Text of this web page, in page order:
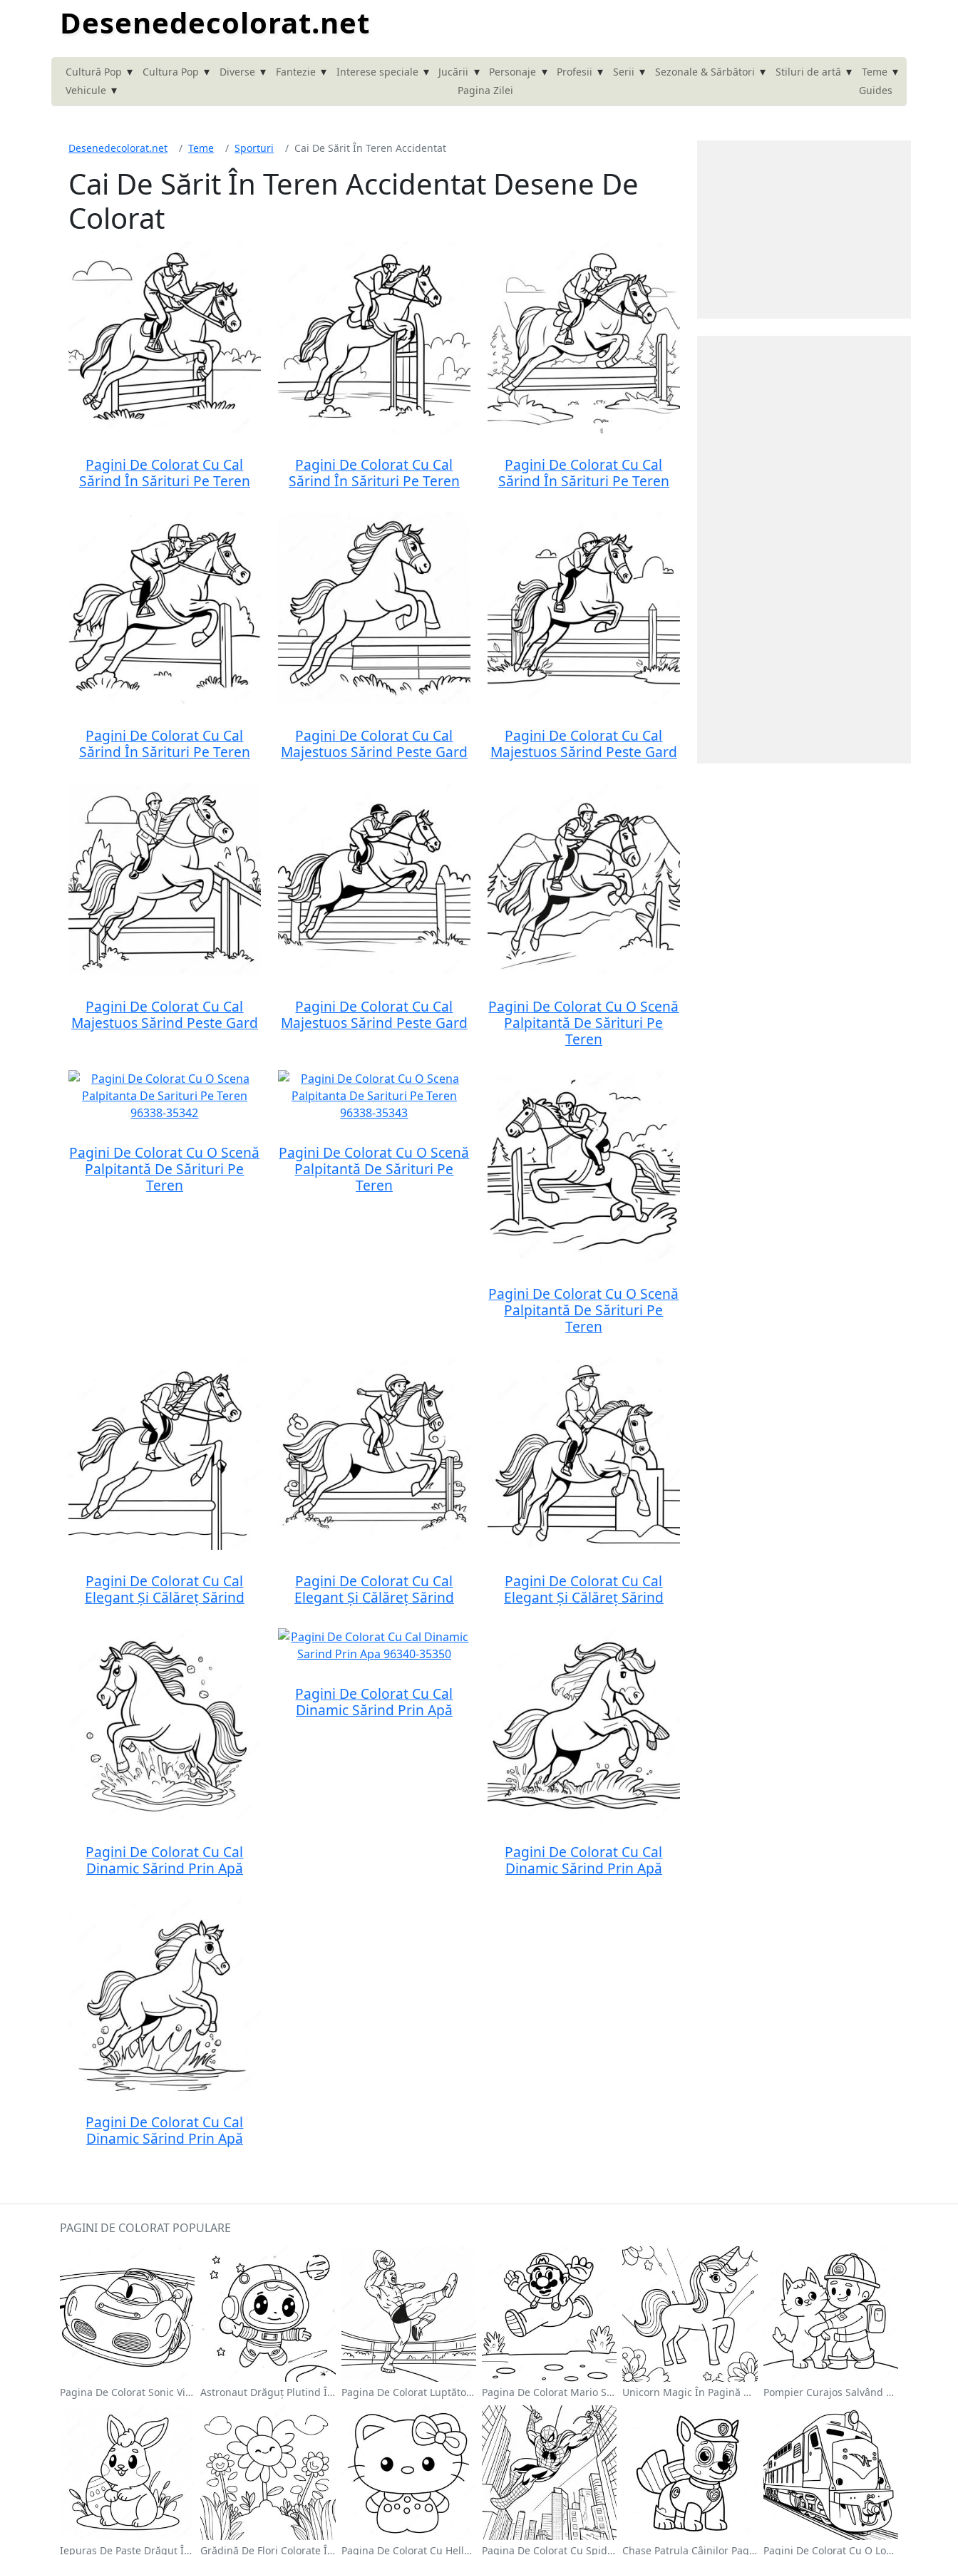
Desenedecolorat.net
Cultură Pop ▾ Cultura Pop ▾ Diverse ▾ Fantezie ▾ Interese speciale ▾ Jucării ▾ Personaje ▾ Profesii ▾ Serii ▾ Sezonale & Sărbători ▾ Stiluri de artă ▾ Teme ▾
Vehicule ▾ Pagina Zilei Guides
Desenedecolorat.net Teme Sporturi Cai De Sărit În Teren Accidentat
Cai De Sărit În Teren Accidentat Desene De
Colorat
Pagini De Colorat Cu Cal
Sărind În Sărituri Pe Teren
Pagini De Colorat Cu Cal
Sărind În Sărituri Pe Teren
Pagini De Colorat Cu Cal
Sărind În Sărituri Pe Teren
Pagini De Colorat Cu Cal
Sărind În Sărituri Pe Teren
Pagini De Colorat Cu Cal
Majestuos Sărind Peste Gard
Pagini De Colorat Cu Cal
Majestuos Sărind Peste Gard
Pagini De Colorat Cu Cal
Majestuos Sărind Peste Gard
Pagini De Colorat Cu Cal
Majestuos Sărind Peste Gard
Pagini De Colorat Cu O Scenă
Palpitantă De Sărituri Pe
Teren
Pagini De Colorat Cu O Scenă
Palpitantă De Sărituri Pe
Teren
Pagini De Colorat Cu O Scenă
Palpitantă De Sărituri Pe
Teren
Pagini De Colorat Cu O Scenă
Palpitantă De Sărituri Pe
Teren
Pagini De Colorat Cu Cal
Elegant Și Călăreț Sărind
Pagini De Colorat Cu Cal
Elegant Și Călăreț Sărind
Pagini De Colorat Cu Cal
Elegant Și Călăreț Sărind
Pagini De Colorat Cu Cal
Dinamic Sărind Prin Apă
Pagini De Colorat Cu Cal
Dinamic Sărind Prin Apă
Pagini De Colorat Cu Cal
Dinamic Sărind Prin Apă
Pagini De Colorat Cu Cal
Dinamic Sărind Prin Apă
PAGINI DE COLORAT POPULARE
Pagina De Colorat Sonic Viteza Astronaut Drăguț Plutind În Spațiu - Pagina De Colorat Pagina De Colorat Luptător Wwe Sărind Pe Inamic Pagina De Colorat Mario Sărind Peste Goombas Unicorn Magic În Pagină De Colorat Cu Curcubeu Pompier Curajos Salvând O Pisică - Pagina De Colorat
Iepuraș De Paște Drăguț În Pagină De Colorat Grădină De Flori Colorate În Pagină De Colorat Pagina De Colorat Cu Hello Kitty Drăguță Cu Fundiță Pagina De Colorat Cu Spider Man Swinging Prin Oraș Chase Patrula Câinilor Pagina De Colorat Pagini De Colorat Cu O Locomotivă Colorată